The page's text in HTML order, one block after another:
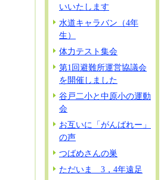
いいたします
水道キャラバン（4年
生）
体力テスト集会
第1回避難所運営協議会
を開催しました
谷戸二小と中原小の運動
会
お互いに「がんばれー」
の声
つばめさんの巣
ただいま 3，4年遠足